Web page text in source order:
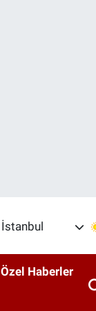
İstanbul
Özel Haberler